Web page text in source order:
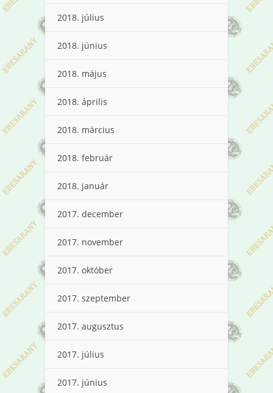
2018. július
2018. június
2018. május
2018. április
2018. március
2018. február
2018. január
2017. december
2017. november
2017. október
2017. szeptember
2017. augusztus
2017. július
2017. június